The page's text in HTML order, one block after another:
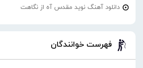
دانلود آهنگ نوید مقدس آه از نگاهت
فهرست خوانندگان